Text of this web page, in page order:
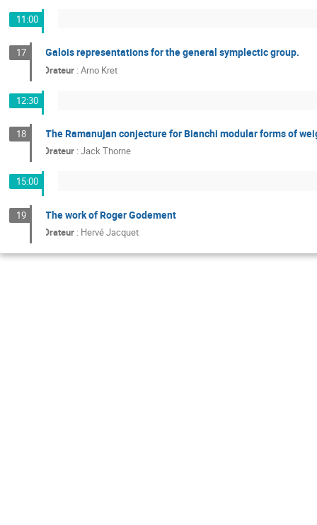
11:00
17 Galois representations for the general symplectic group.
Orateur :Arno Kret
12:30
18 The Ramanujan conjecture for Bianchi modular forms of
Orateur :Jack Thorne
15:00
19 The work of Roger Godement
Orateur : Hervé Jacquet